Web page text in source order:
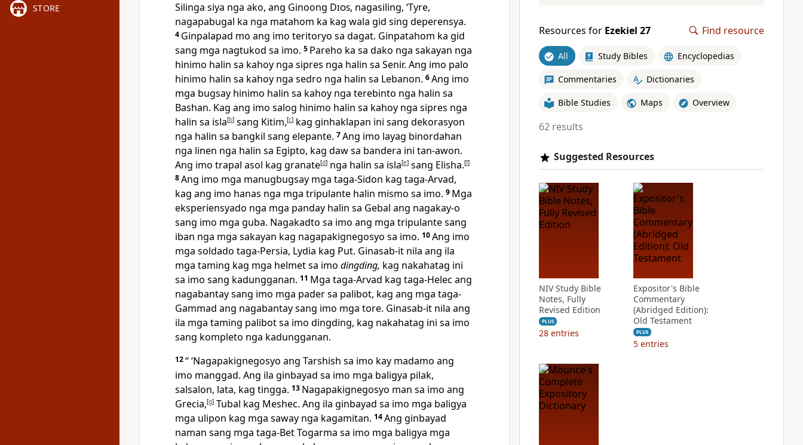
STORE
Silinga siya nga ako, ang Ginoong Dios, nagasiling, ‘Tyre,
nagapabugal ka nga matahom ka kag wala gid sing deperensya.
4 Ginpalapad mo ang imo teritoryo sa dagat. Ginpatahom ka gid
sang mga nagtukod sa imo. 5 Pareho ka sa dako nga sakayan nga
hinimo halin sa kahoy nga sipres nga halin sa Senir. Ang imo palo
hinimo halin sa kahoy nga sedro nga halin sa Lebanon. 6Ang imo
mga bugsay hinimo halin sa kahoy nga terebinto nga halin sa
Bashan. Kag ang imo salog hinimo halin sa kahoy nga sipres nga
halin sa isla[b] sang Kitim,[c] kag ginhaklapan ini sang dekorasyon
nga halin sa bangkil sang elepante. 7Ang imo layag binordahan
nga linen nga halin sa Egipto, kag daw sa bandera ini tan-awon.
Ang imo trapal asol kag granate[d] nga halin sa isla[e] sang Elisha.[f]
8Ang imo mga manugbugsay mga taga-Sidon kag taga-Arvad,
kag ang imo hanas nga mga tripulante halin mismo sa imo. 9 Mga
eksperiensyado nga mga panday halin sa Gebal ang nagakay-o
sang imo mga guba. Nagakadto sa imo ang mga tripulante sang
iban nga mga sakayan kag nagapakignegosyo sa imo. 10Ang imo
mga soldado taga-Persia, Lydia kag Put. Ginasab-it nila ang ila
mga taming kag mga helmet sa imo dingding, kag nakahatag ini
sa imo sang kadungganan. 11 Mga taga-Arvad kag taga-Helec ang
nagabantay sang imo mga pader sa palibot, kag ang mga taga-
Gammad ang nagabantay sang imo mga tore. Ginasab-it nila ang
ila mga taming palibot sa imo dingding, kag nakahatag ini sa imo
sang kompleto nga kadungganan.
12“ ‘Nagapakignegosyo ang Tarshish sa imo kay madamo ang
imo manggad. Ang ila ginbayad sa imo mga baligya pilak,
salsalon, lata, kag tingga. 13 Nagapakignegosyo man sa imo ang
Grecia,[g] Tubal kag Meshec. Ang ila ginbayad sa imo mga baligya
mga ulipon kag mga saway nga kagamitan. 14Ang ginbayad
naman sang mga taga-Bet Togarma sa imo mga baligya mga
Resources for Ezekiel 27 Find resource
All Study Bibles Encyclopedias
Commentaries Dictionaries
Bible Studies Maps Overview
62 results
Suggested Resources
NIV Study Bible
Notes, Fully
Revised Edition
PLUS
28 entries
Expositor's Bible
Commentary
(Abridged Edition):
Old Testament
PLUS
5 entries